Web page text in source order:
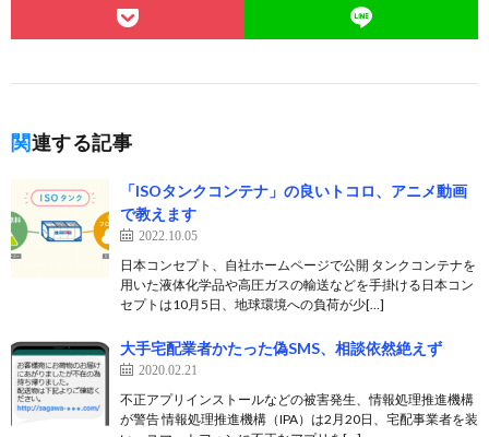
関連する記事
「ISOタンクコンテナ」の良いトコロ、アニメ動画
で教えます
2022.10.05
日本コンセプト、自社ホームページで公開 タンクコンテナを
用いた液体化学品や高圧ガスの輸送などを手掛ける⽇本コン
セプトは10月5日、地球環境への負荷が少[…]
大手宅配業者かたった偽SMS、相談依然絶えず
2020.02.21
不正アプリインストールなどの被害発生、情報処理推進機構
が警告 情報処理推進機構（IPA）は2月20日、宅配事業者を装